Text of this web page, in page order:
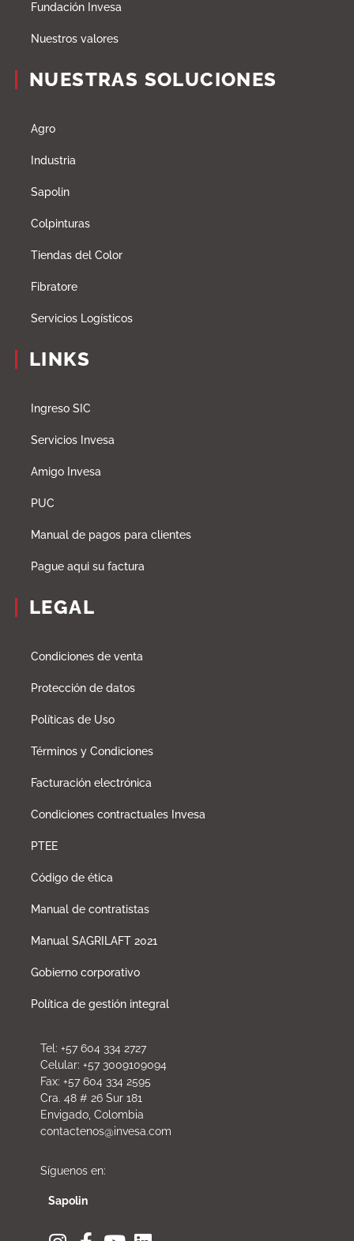
Fundación Invesa
Nuestros valores
NUESTRAS SOLUCIONES
Agro
Industria
Sapolin
Colpinturas
Tiendas del Color
Fibratore
Servicios Logísticos
LINKS
Ingreso SIC
Servicios Invesa
Amigo Invesa
PUC
Manual de pagos para clientes
Pague aqui su factura
LEGAL
Condiciones de venta
Protección de datos
Políticas de Uso
Términos y Condiciones
Facturación electrónica
Condiciones contractuales Invesa
PTEE
Código de ética
Manual de contratistas
Manual SAGRILAFT 2021
Gobierno corporativo
Política de gestión integral
Tel: +57 604 334 2727
Celular: +57 3009109094
Fax: +57 604 334 2595
Cra. 48 # 26 Sur 181
Envigado, Colombia
contactenos@invesa.com
Síguenos en:
Sapolin